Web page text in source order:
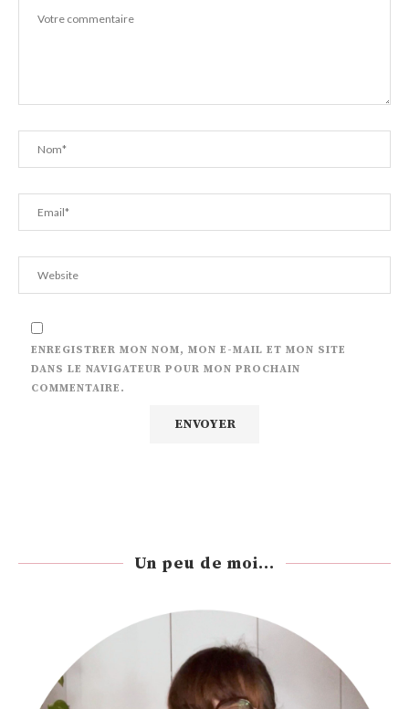
ENREGISTRER MON NOM, MON E-MAIL ET MON SITE
DANS LE NAVIGATEUR POUR MON PROCHAIN
COMMENTAIRE.
Un peu de moi...